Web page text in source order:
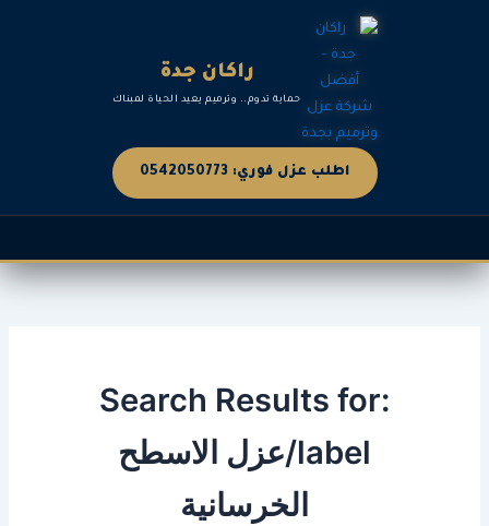
راكان جدة
حماية تدوم.. وترميم يعيد الحياة لمبناك
اطلب عزل فوري: 0542050773
Search Results for:
label/عزل الاسطح
الخرسانية